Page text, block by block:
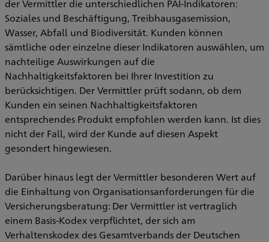
der Vermittler die unterschiedlichen PAI-Indikatoren:
Soziales und Beschäftigung, Treibhausgasemission,
Wasser, Abfall und Biodiversität. Kunden können
sämtliche oder einzelne dieser Indikatoren auswählen, um
nachteilige Auswirkungen auf die
Nachhaltigkeitsfaktoren bei Ihrer Investition zu
berücksichtigen. Der Vermittler prüft sodann, ob dem
Kunden ein seinen Nachhaltigkeitsfaktoren
entsprechendes Produkt empfohlen werden kann. Ist dies
nicht der Fall, wird der Kunde auf diesen Aspekt
gesondert hingewiesen.
Darüber hinaus legt der Vermittler besonderen Wert auf
die Einhaltung von Organisationsanforderungen für die
Versicherungsberatung: Der Vermittler ist vertraglich
einem Basis-Kodex verpflichtet, der sich am
Verhaltenskodex des Gesamtverbands der Deutschen